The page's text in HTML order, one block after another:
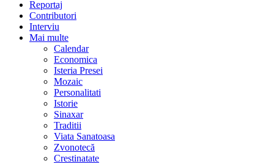
Reportaj
Contributori
Interviu
Mai multe
Calendar
Economica
Isteria Presei
Mozaic
Personalitati
Istorie
Sinaxar
Traditii
Viata Sanatoasa
Zvonotecă
Crestinatate